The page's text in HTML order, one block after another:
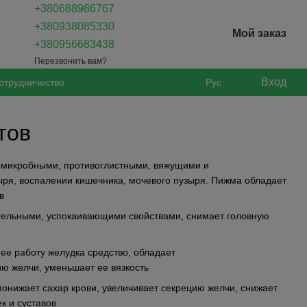
+380688986767
+380938085330
+380956683438
Перезвонить вам?
Мой заказ
Рус Вход
противоглистными, вяжущими и
воспалении кишечника, мочевого пузыря. Пижма обладает
успокаивающими свойствами, снимает головную
работу желудка средство, обладает
желчи, уменьшает ее вязкость
сахар крови, увеличивает секрецию желчи, снижает
и суставов